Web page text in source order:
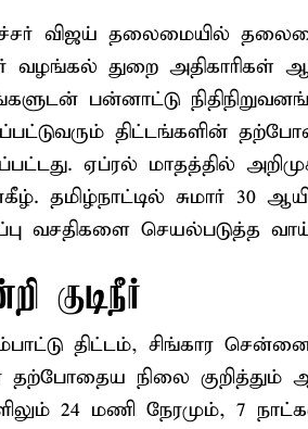
விஜய் தலைமையில்
வழங்கல் துறை அதிகாரிகள்
பன்னாட்டு
திட்டங்களின்
ஏப்ரல் மாதத்தில்
தமிழ்நாட்டில் சுமார் 30
வசதிகளை செயல்படுத்த
குடிநீர்
திட்டம், சிங்கார
தற்போதைய நிலை குறித்தும்
24 மணி நேரமும், 7